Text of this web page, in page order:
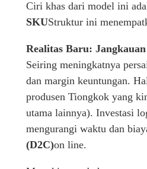
Ciri khas dari model ini
SKUStruktur ini
Realitas Baru:
Seiring meningkatnya
dan margin keuntungan.
produsen Tiongkok yang
utama lainnya). Investasi
mengurangi waktu dan
(D2C)on line.